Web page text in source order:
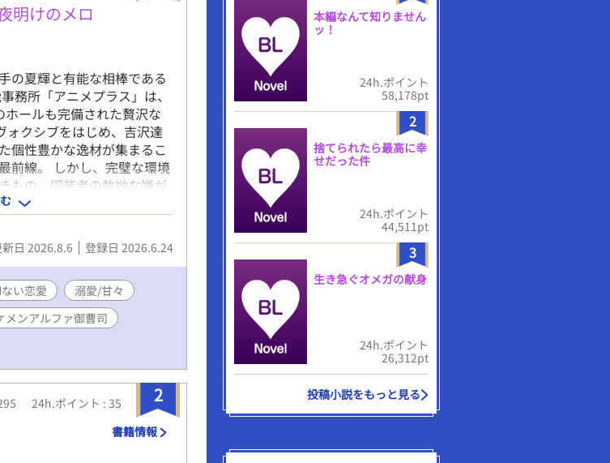
明けのメロ
の夏輝と有能な相棒である
務所「アニメプラス」は、
ールも完備された贅沢な
ォクシブをはじめ、吉沢達
個性豊かな逸材が集まるこ
前線。 しかし、完璧な環境
もの。同業者の執拗な嫌が
のイケメン新人歌手・吉沢
していきます。 華やかな成
、予期せぬ人間関係、そし
目指す若者たちと、彼らを
します。 現代の中でも自
を持つ人々。 甘い現代フ
い！ 「※一部、性的な駆け
含まれます」 毎日2話～3
作品。 そのために、最終
18時更新で早く読めま
うれしいです。応援のほど
お付き合いくださると大変
日 2026.8.6 登録日 2026.6.24
い恋愛
溺愛/甘々
メンアルファ御曹司
2
24h.ポイント : 35
書籍情報
本編なんて知りません
ッ！
24h.ポイント
58,178pt
2
捨てられたら最高に幸
せだった件
24h.ポイント
44,511pt
3
生き急ぐオメガの献身
24h.ポイント
26,312pt
投稿小説をもっと見る